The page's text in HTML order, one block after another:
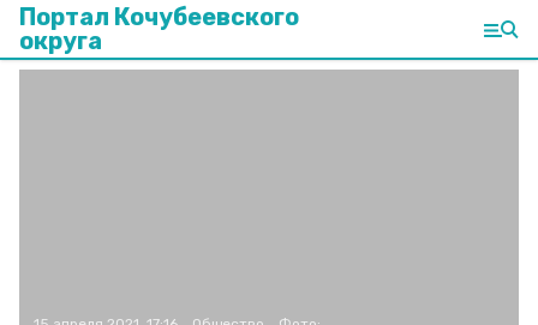
Портал Кочубеевского
округа